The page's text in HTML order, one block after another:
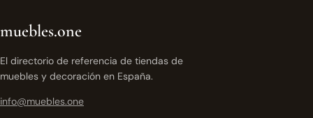
muebles.one
El directorio de referencia de tiendas de
muebles y decoración en España.
info@muebles.one